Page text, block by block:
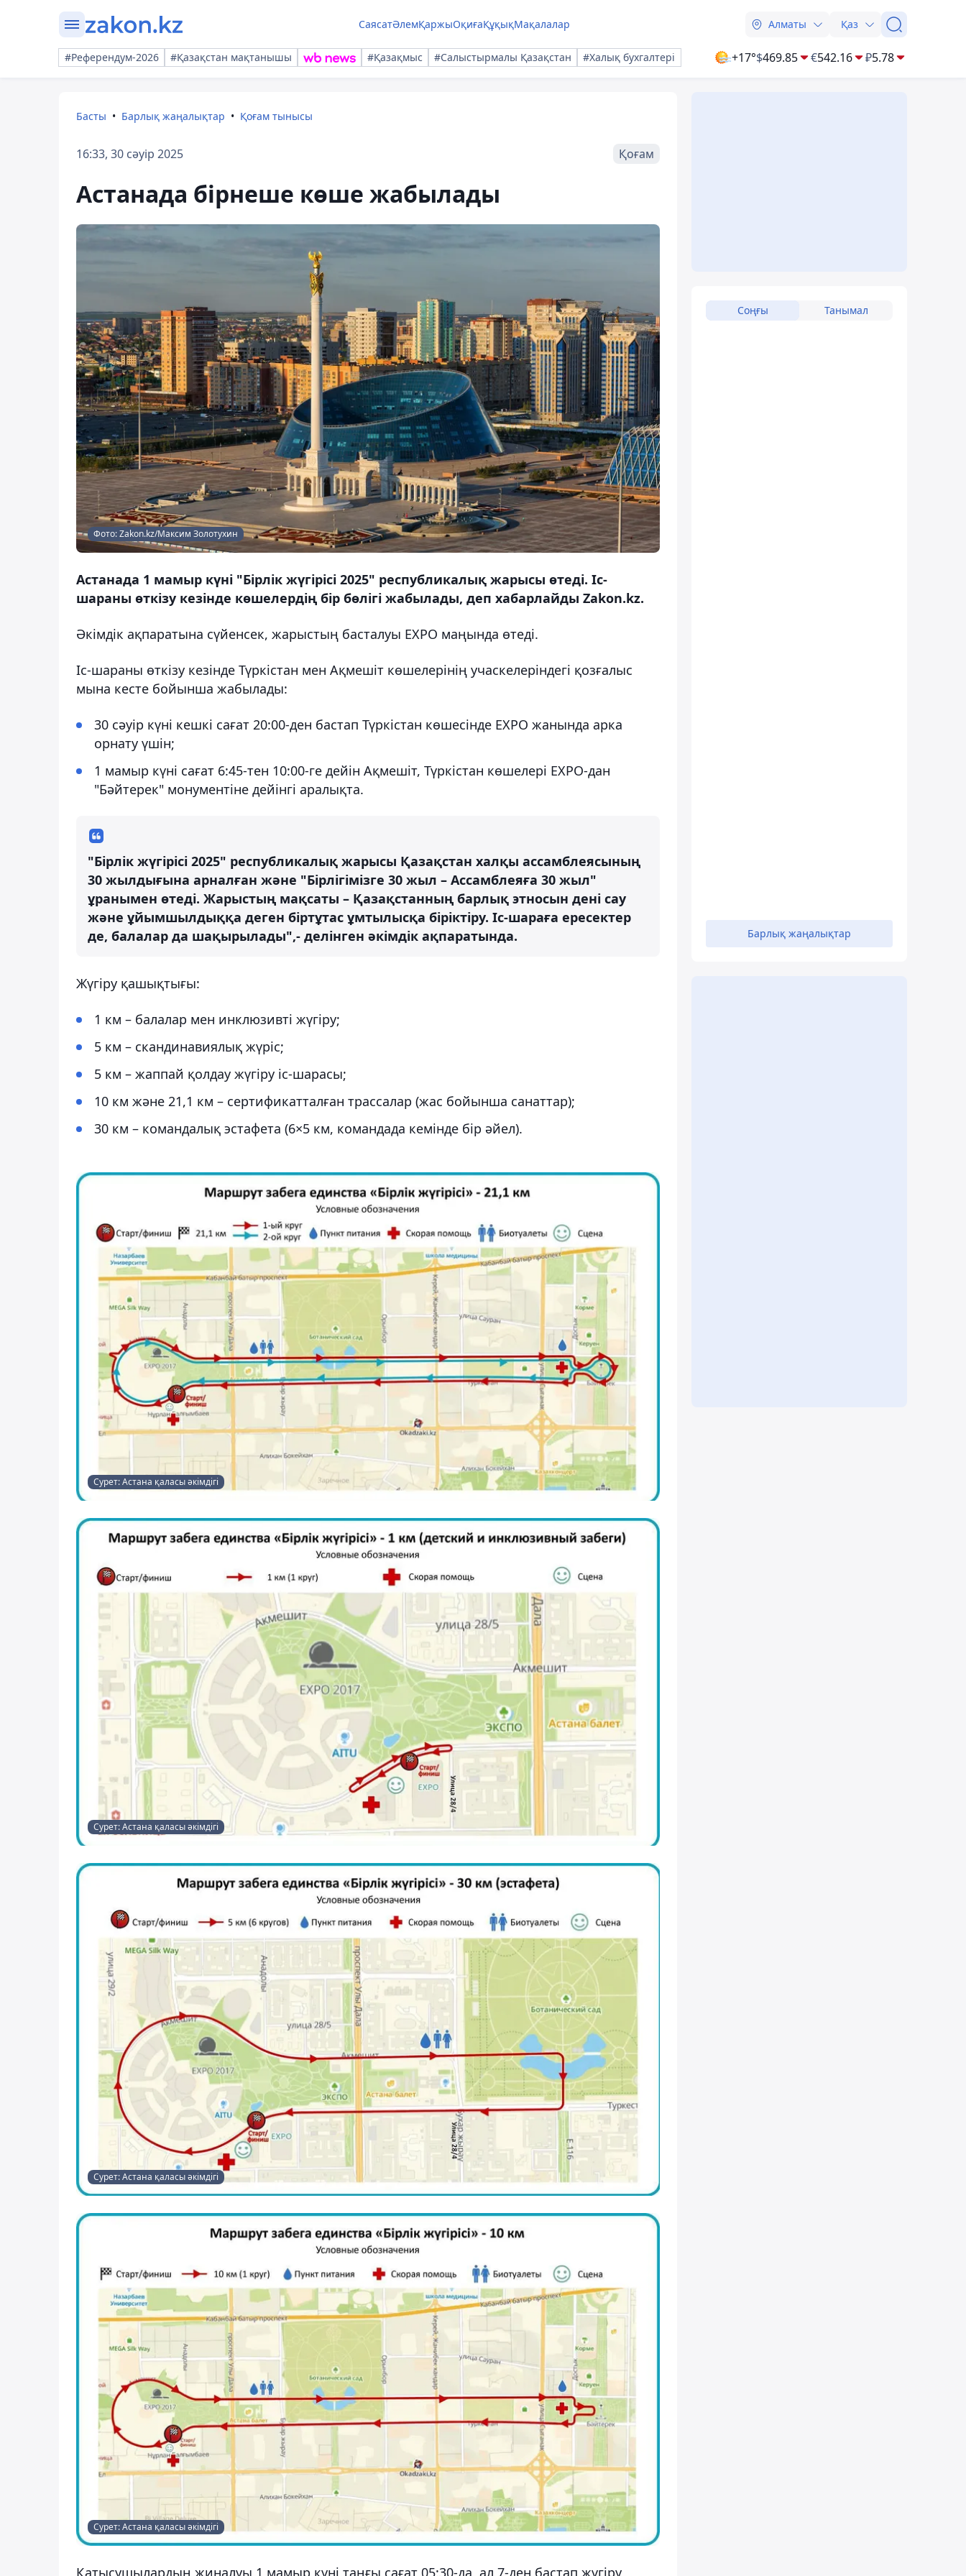
СаясатӘлемҚаржыОқиғаҚұқықМақалалар Алматы Қаз
#Референдум-2026 #Қазақстан мақтанышы #Қазақмыс #Салыстырмалы Қазақстан #Халық бухгалтері +17°$469.85 €542.16 ₽5.78
Басты Барлық жаңалықтар Қоғам тынысы
16:33, 30 сәуір 2025 Қоғам
Астанада бірнеше көше жабылады
Фото: Zakon.kz/Максим Золотухин
Астанада 1 мамыр күні "Бірлік жүгірісі 2025" республикалық жарысы өтеді. Іс-
шараны өткізу кезінде көшелердің бір бөлігі жабылады, деп хабарлайды Zakon.kz.
Әкімдік ақпаратына сүйенсек, жарыстың басталуы EXPO маңында өтеді.
Іс-шараны өткізу кезінде Түркістан мен Ақмешіт көшелерінің учаскелеріндегі қозғалыс
мына кесте бойынша жабылады:
30 сәуір күні кешкі сағат 20:00-ден бастап Түркістан көшесінде EXPO жанында арка
орнату үшін;
1 мамыр күні сағат 6:45-тен 10:00-ге дейін Ақмешіт, Түркістан көшелері EXPO-дан
"Бәйтерек" монументіне дейінгі аралықта.
"Бірлік жүгірісі 2025" республикалық жарысы Қазақстан халқы ассамблеясының
30 жылдығына арналған және "Бірлігімізге 30 жыл – Ассамблеяға 30 жыл"
ұранымен өтеді. Жарыстың мақсаты – Қазақстанның барлық этносын дені сау
және ұйымшылдыққа деген біртұтас ұмтылысқа біріктіру. Іс-шараға ересектер
де, балалар да шақырылады",- делінген әкімдік ақпаратында.
Жүгіру қашықтығы:
1 км – балалар мен инклюзивті жүгіру;
5 км – скандинавиялық жүріс;
5 км – жаппай қолдау жүгіру іс-шарасы;
10 км және 21,1 км – сертификатталған трассалар (жас бойынша санаттар);
30 км – командалық эстафета (6×5 км, командада кемінде бір әйел).
Сурет: Астана қаласы әкімдігі
Сурет: Астана қаласы әкімдігі
Сурет: Астана қаласы әкімдігі
Сурет: Астана қаласы әкімдігі
Қатысушылардың жиналуы 1 мамыр күні таңғы сағат 05:30-да, ал 7-ден бастап жүгіру
Соңғы Танымал
Барлық жаңалықтар